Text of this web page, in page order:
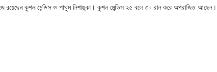
কুশল মেন্ডিস ও পাথুম নিশাঙ্কা। কুশল মেন্ডিস ২৫ বলে ৩০ রান করে অপরাজিত আছেন।